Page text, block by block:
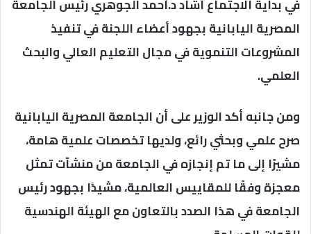
في بداية الاجتماع أشاد د.أحمد الجوهري رئيس الجامعة
المصرية اليابانية بجهود أعضاء اللجنة في تنفيذ
المشروعات التنموية في مجال التعليم العالي والبحث
العلمي.
ومن جانبه أكد الوزير على أن الجامعة المصرية اليابانية
صرح علمي وبحثي رائع، ولديها تخصصات علمية هامة،
مشيرًا إلى ما تم إنجازه في الجامعة من منشآت تمثل
معجزة وفقًا للمقاييس العالمية، مشيدًا بجهود رئيس
الجامعة في هذا الصدد بالتعاون مع الهيئة الهندسية